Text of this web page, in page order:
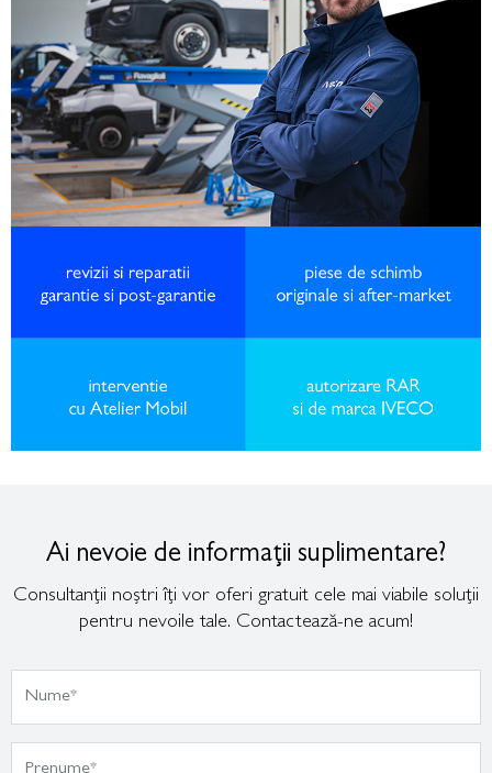
Ai nevoie de informații suplimentare?
Consultanții noștri îți vor oferi gratuit cele mai viabile soluții
pentru nevoile tale. Contactează-ne acum!